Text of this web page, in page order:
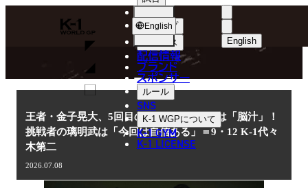
K-
WGP
English
한국어
中文（简体
ショップ
ニュース
配信情報
ブランド
スポンサー
ルール
SNS
K-1 WGPについて
K-1 GYM
K-1 LICENSE
English
NEWS
ニュース
王者・金子晃大、5回目の防衛戦のテーマは「脳汁」！
挑戦者の璃明武は「今回は自信ある」＝9・12 K-1代々
木第二
2026.07.08